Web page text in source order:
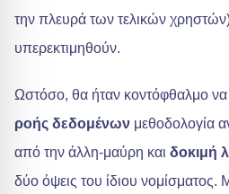
την πλευρά των τελικών
υπερεκτιμηθούν.
Ωστόσο, θα ήταν κοντόφθαλμο
ροής δεδομένων μεθοδολογία
από την άλλη-μαύρη και δοκιμή
δύο όψεις του ίδιου